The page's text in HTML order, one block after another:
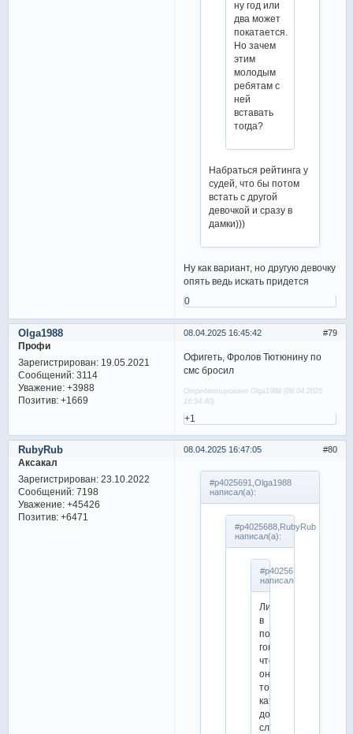
ну год или
два может
покатается.
Но зачем
этим
молодым
ребятам с
ней
вставать
тогда?
Набраться рейтинга у
судей, что бы потом
встать с другой
девочкой и сразу в
дамки)))
Ну как вариант, но другую девочку
опять ведь искать придется
0
79
08.04.2025 16:45:42
Olga1988
Профи
Зарегистрирован: 19.05.2021
Сообщений:3114
Уважение: +3988
Позитив: +1669
Офигеть, Фролов Тютюнину по
смс бросил
Отредактировано Olga1988 (08.04.2025
16:54:40)
+1
80
08.04.2025 16:47:05
RubyRub
Аксакал
Зарегистрирован: 23.10.2022
Сообщений:7198
Уважение: +45426
Позитив: +6471
#p4025691,Olga1988
написал(а):
#p4025688,RubyRub
написал(а):
#p4025676,Olga1988
написал(а):
Лиза
в
подкасте
говорила,
что
они
точно
кататься
до
след.